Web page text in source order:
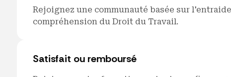
Rejoignez une communauté basée sur
compréhension du Droit du Travail.
Satisfait ou remboursé